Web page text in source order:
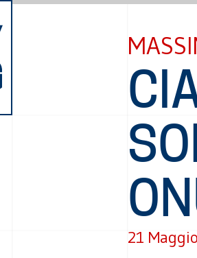
21